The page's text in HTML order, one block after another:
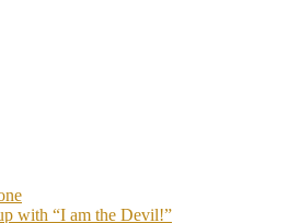
with “I am the Devil!”